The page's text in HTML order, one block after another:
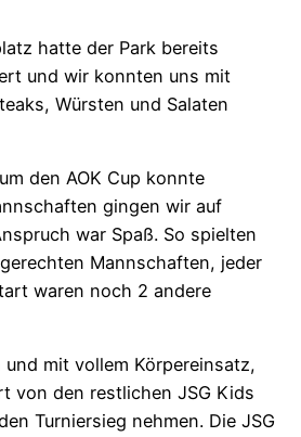
hatte der Park bereits
und wir konnten uns mit
Würsten und Salaten
den AOK Cup konnte
gingen wir auf
war Spaß. So spielten
Mannschaften, jeder
waren noch 2 andere
und mit vollem Körpereinsatz,
von den restlichen JSG Kids
Turniersieg nehmen. Die JSG